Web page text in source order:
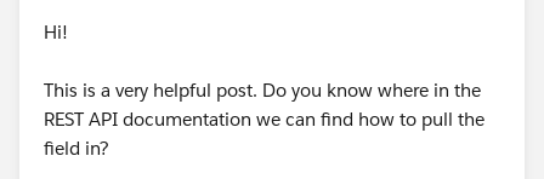
Hi!
This is a very helpful post. Do you know where in the
REST API documentation we can find how to pull the
field in?